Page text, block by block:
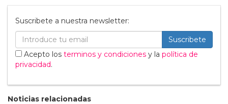
Suscribete a nuestra newsletter:
Suscribete
Acepto los terminos y condiciones y la política de
privacidad.
Noticias relacionadas